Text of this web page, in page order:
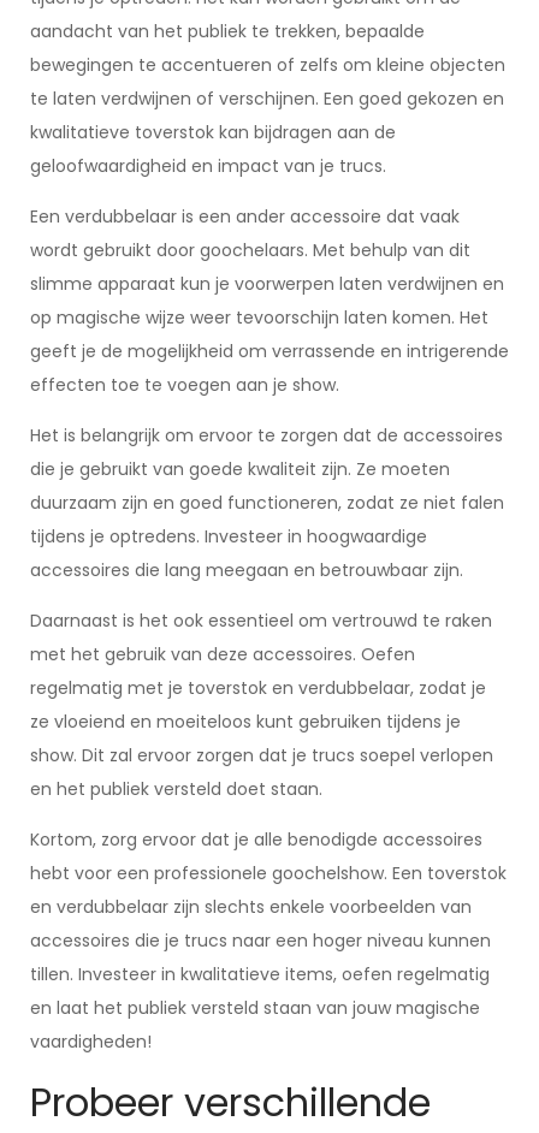
aandacht van het publiek te trekken, bepaalde
bewegingen te accentueren of zelfs om kleine objecten
te laten verdwijnen of verschijnen. Een goed gekozen en
kwalitatieve toverstok kan bijdragen aan de
geloofwaardigheid en impact van je trucs.
Een verdubbelaar is een ander accessoire dat vaak
wordt gebruikt door goochelaars. Met behulp van dit
slimme apparaat kun je voorwerpen laten verdwijnen en
op magische wijze weer tevoorschijn laten komen. Het
geeft je de mogelijkheid om verrassende en intrigerende
effecten toe te voegen aan je show.
Het is belangrijk om ervoor te zorgen dat de accessoires
die je gebruikt van goede kwaliteit zijn. Ze moeten
duurzaam zijn en goed functioneren, zodat ze niet falen
tijdens je optredens. Investeer in hoogwaardige
accessoires die lang meegaan en betrouwbaar zijn.
Daarnaast is het ook essentieel om vertrouwd te raken
met het gebruik van deze accessoires. Oefen
regelmatig met je toverstok en verdubbelaar, zodat je
ze vloeiend en moeiteloos kunt gebruiken tijdens je
show. Dit zal ervoor zorgen dat je trucs soepel verlopen
en het publiek versteld doet staan.
Kortom, zorg ervoor dat je alle benodigde accessoires
hebt voor een professionele goochelshow. Een toverstok
en verdubbelaar zijn slechts enkele voorbeelden van
accessoires die je trucs naar een hoger niveau kunnen
tillen. Investeer in kwalitatieve items, oefen regelmatig
en laat het publiek versteld staan van jouw magische
vaardigheden!
Probeer verschillende